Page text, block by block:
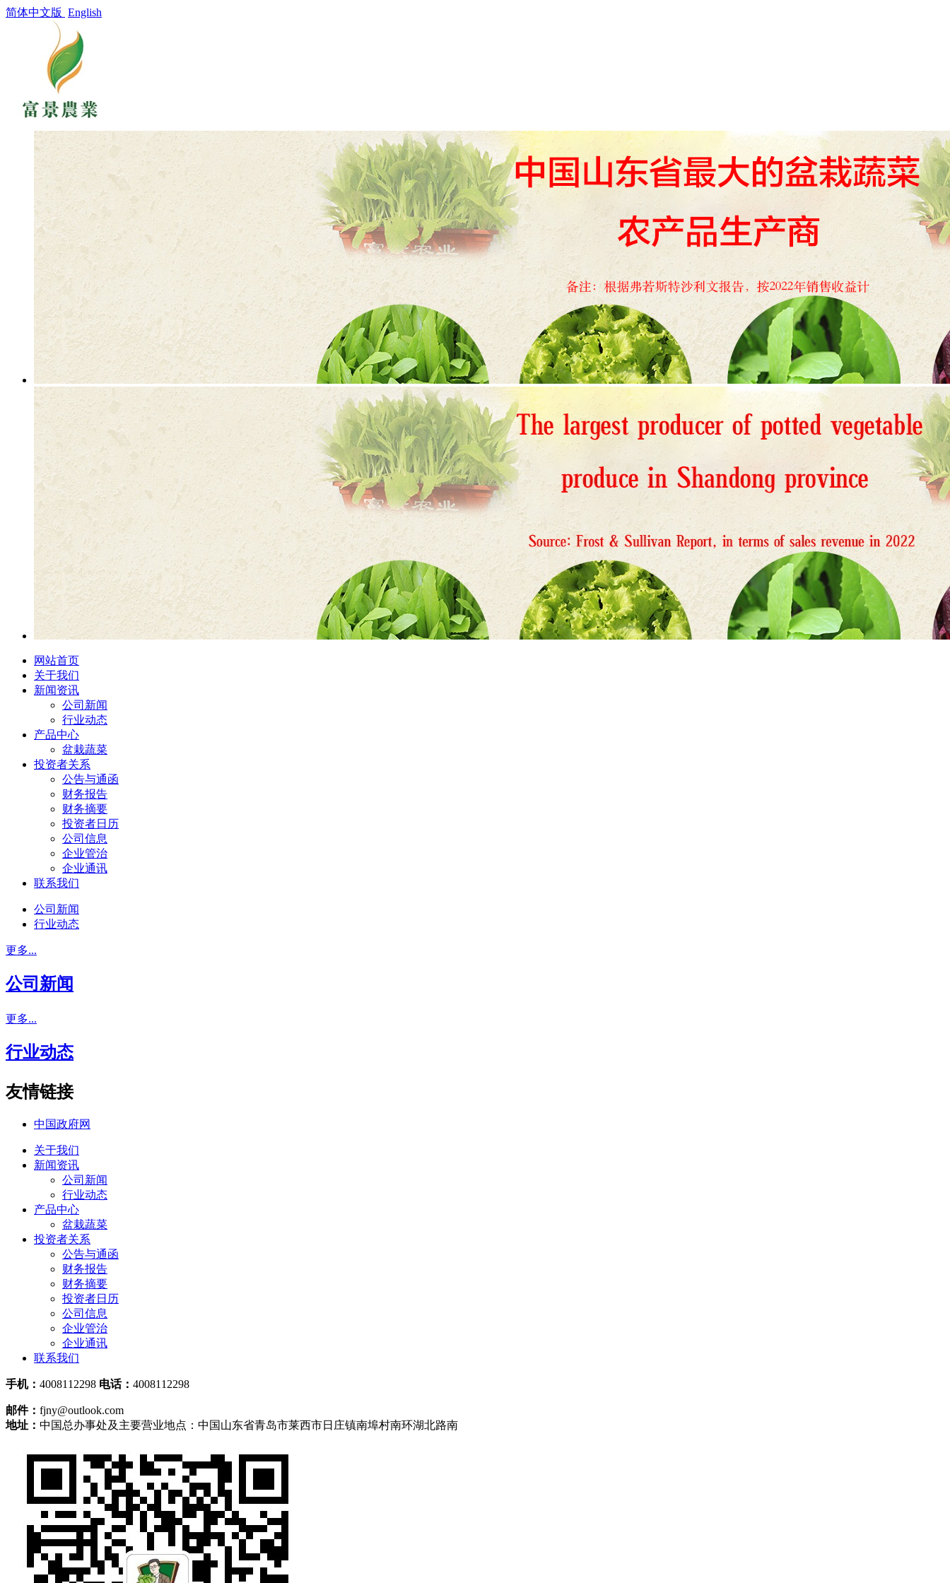
简体中文版 English
网站首页
关于我们
新闻资讯
公司新闻
行业动态
产品中心
盆栽蔬菜
投资者关系
公告与通函
财务报告
财务摘要
投资者日历
公司信息
企业管治
企业通讯
联系我们
公司新闻
行业动态
更多...
公司新闻
更多...
行业动态
友情链接
中国政府网
关于我们
新闻资讯
公司新闻
行业动态
产品中心
盆栽蔬菜
投资者关系
公告与通函
财务报告
财务摘要
投资者日历
公司信息
企业管治
企业通讯
联系我们
手机： 4008112298 电话： 4008112298
邮件： fjny@outlook.com
地址： 中国总办事处及主要营业地点：中国山东省青岛市莱西市日庄镇南埠村南环湖北路南